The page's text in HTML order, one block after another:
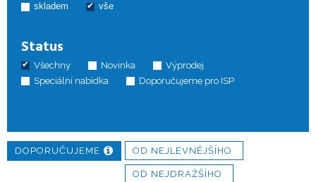
skladem vše
Status
Všechny Novinka
Výprodej
Speciální nabídka
Doporučujeme pro ISP
DOPORUČUJEME OD NEJLEVNĚJŠÍHO
OD NEJDRAŽŠÍHO